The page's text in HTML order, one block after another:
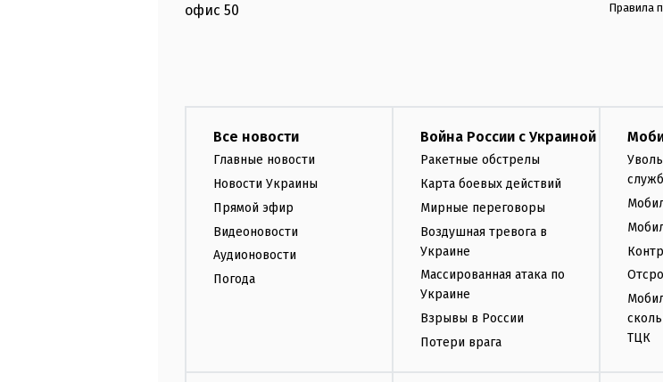
офис 50 Правила
Все новости
Главные новости
Новости Украины
Прямой эфир
Видеоновости
Аудионовости
Погода
Война России с Украиной
Ракетные обстрелы
Карта боевых действий
Мирные переговоры
Воздушная тревога в
Украине
Массированная атака по
Украине
Взрывы в России
Потери врага
ТЦК